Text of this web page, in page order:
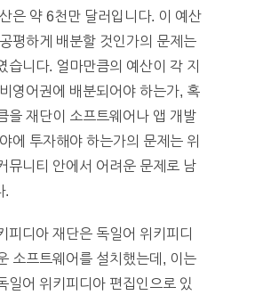
은 약 6천만 달러입니다. 이 예산
평하게 배분할 것인가의 문제는
습니다. 얼마만큼의 예산이 각 지
영어권에 배분되어야 하는가, 혹
을 재단이 소프트웨어나 앱 개발
에 투자해야 하는가의 문제는 위
뮤니티 안에서 어려운 문제로 남
.
피디아 재단은 독일어 위키피디
소프트웨어를 설치했는데, 이는
일어 위키피디아 편집인으로 있